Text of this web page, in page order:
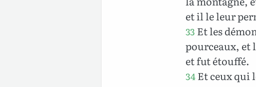
et il le leur
33 Et les
pourceaux, et
et fut étouffé.
34Et ceux qui